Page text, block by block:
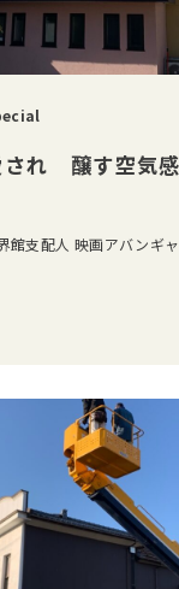
され 醸す空気
館支配人 映画アバンギ